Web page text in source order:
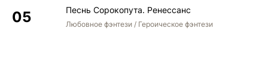
Песнь Сорокопута. Ренессанс
Любовное фэнтези / Героическое фэнтези